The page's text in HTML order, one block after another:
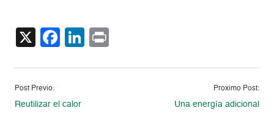
X Facebook
LinkedIn
Post Previo:
Reutilizar el calor
Proximo Post:
Una energía adicional